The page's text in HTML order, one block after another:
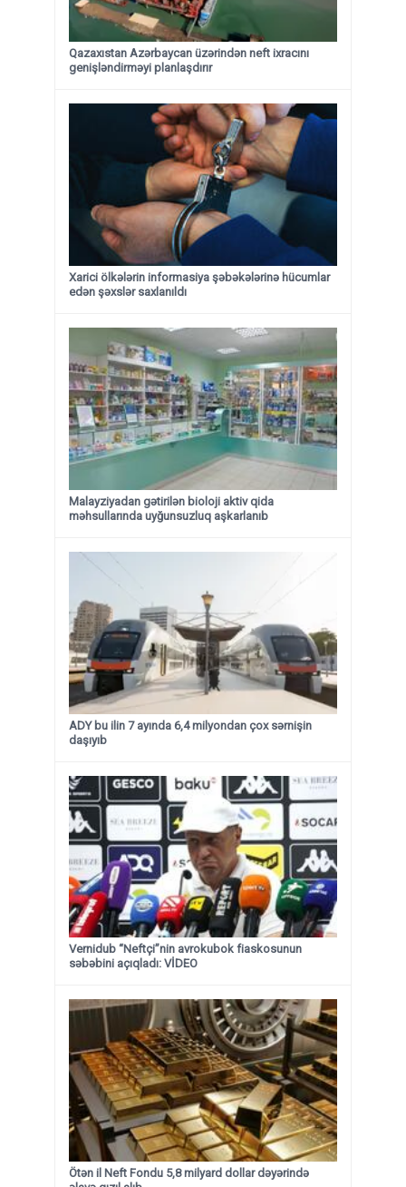
Qazaxıstan Azərbaycan üzərindən neft ixracını
genişləndirməyi planlaşdırır
Xarici ölkələrin informasiya şəbəkələrinə hücumlar
edən şəxslər saxlanıldı
Malayziyadan gətirilən bioloji aktiv qida
məhsullarında uyğunsuzluq aşkarlanıb
ADY bu ilin 7 ayında 6,4 milyondan çox sərnişin
daşıyıb
Vernidub “Neftçi”nin avrokubok fiaskosunun
səbəbini açıqladı: VİDEO
Ötən il Neft Fondu 5,8 milyard dollar dəyərində